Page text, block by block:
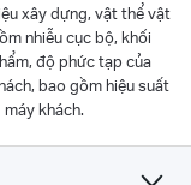
xây dựng, vật thể vật
nhiễu cục bộ, khối
độ phức tạp của
bao gồm hiệu suất
khách.